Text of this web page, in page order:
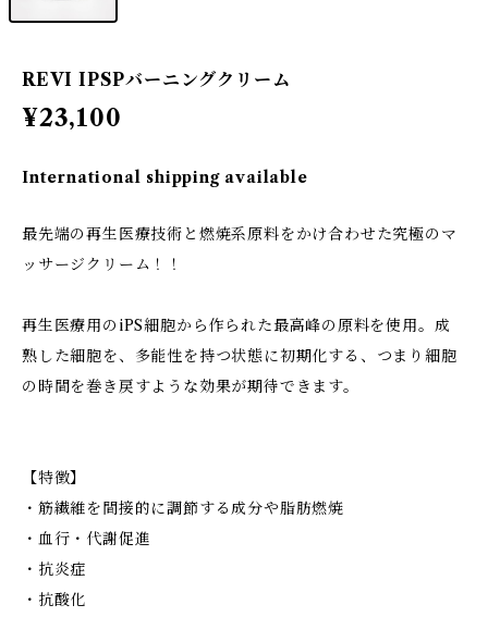
REVI IPSPバーニングクリーム
¥23,100
International shipping available
最先端の再生医療技術と燃焼系原料をかけ合わせた究極のマ
ッサージクリーム！！
再生医療用のiPS細胞から作られた最高峰の原料を使用。成
熟した細胞を、多能性を持つ状態に初期化する、つまり細胞
の時間を巻き戻すような効果が期待できます。
【特徴】
・筋繊維を間接的に調節する成分や脂肪燃焼
・血行・代謝促進
・抗炎症
・抗酸化